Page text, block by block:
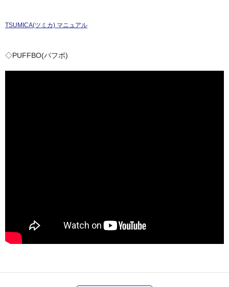
TSUMICA(ツミカ) マニュアル
◇PUFFBO(パフボ)